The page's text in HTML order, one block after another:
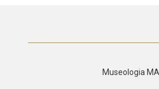
Museologia